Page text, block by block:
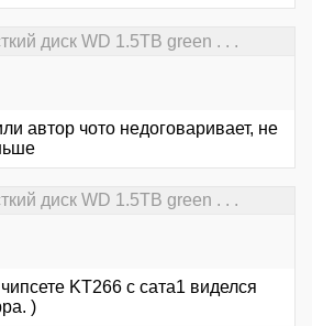
диск WD 1.5TB green . . .
автор чото недоговаривает, не
диск WD 1.5TB green . . .
KT266 с сата1 виделся
)